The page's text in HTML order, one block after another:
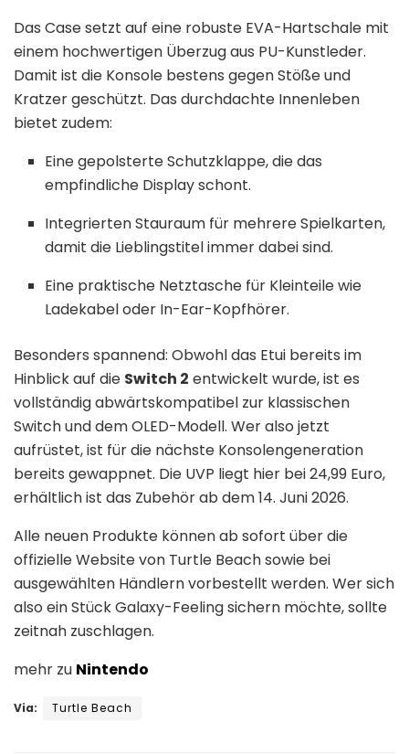
Das Case setzt auf eine robuste EVA-Hartschale mit
einem hochwertigen Überzug aus PU-Kunstleder.
Damit ist die Konsole bestens gegen Stöße und
Kratzer geschützt. Das durchdachte Innenleben
bietet zudem:
Eine gepolsterte Schutzklappe, die das
empfindliche Display schont.
Integrierten Stauraum für mehrere Spielkarten,
damit die Lieblingstitel immer dabei sind.
Eine praktische Netztasche für Kleinteile wie
Ladekabel oder In-Ear-Kopfhörer.
Besonders spannend: Obwohl das Etui bereits im
Hinblick auf die Switch 2 entwickelt wurde, ist es
vollständig abwärtskompatibel zur klassischen
Switch und dem OLED-Modell. Wer also jetzt
aufrüstet, ist für die nächste Konsolengeneration
bereits gewappnet. Die UVP liegt hier bei 24,99 Euro,
erhältlich ist das Zubehör ab dem 14. Juni 2026.
Alle neuen Produkte können ab sofort über die
offizielle Website von Turtle Beach sowie bei
ausgewählten Händlern vorbestellt werden. Wer sich
also ein Stück Galaxy-Feeling sichern möchte, sollte
zeitnah zuschlagen.
mehr zu Nintendo
Via: Turtle Beach